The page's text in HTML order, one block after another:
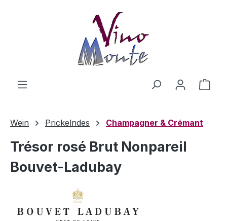
Wein Prickelndes Champagner & Crémant
Trésor rosé Brut Nonpareil
Bouvet-Ladubay